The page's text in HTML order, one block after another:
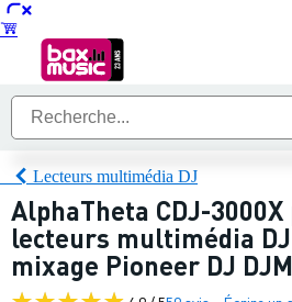
Lecteurs multimédia DJ
AlphaTheta CDJ-
lecteurs multimédia
mixage Pioneer DJ